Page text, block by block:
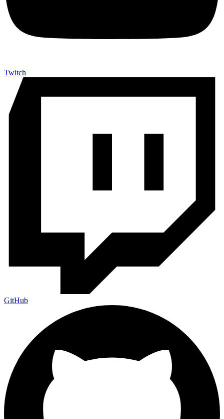
Twitch
GitHub